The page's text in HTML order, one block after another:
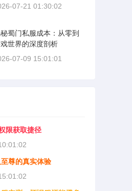
07-21 01:30:02
蜀门私服成本：从零到
世界的深度剖析
07-09 15:01:01
限获取捷径
尊的真实体验